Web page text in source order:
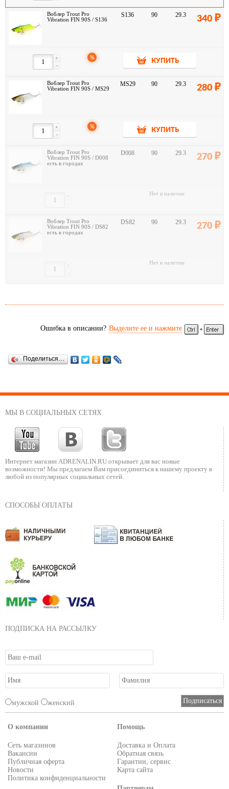
Воблер Trout Pro
Vibration FIN 90S / S136
S136 90 29.3 340
-
+ %
КУПИТЬ
Воблер Trout Pro
Vibration FIN 90S / MS29
MS29 90 29.3 280
-
+ %
КУПИТЬ
Воблер Trout Pro
Vibration FIN 90S / D008
есть в городах
D008 90 29.3 270
-
+ Нет в наличии
Воблер Trout Pro
Vibration FIN 90S / DS82
есть в городах
DS82 90 29.3 270
-
+ Нет в наличии
Ошибка в описании? Выделите ее и нажмите
Поделиться…
МЫ В СОЦИАЛЬНЫХ СЕТЯХ
Интернет магазин ADRENALIN.RU открывает для вас новые
возможности! Мы предлагаем Вам присоединиться к нашему проекту в
любой из популярных социальных сетей.
СПОСОБЫ ОПЛАТЫ
ПОДПИСКА НА РАССЫЛКУ
мужской женский
О компании
Сеть магазинов
Вакансии
Публичная оферта
Новости
Политика конфиденциальности
Помощь
Доставка и Оплата
Обратная связь
Гарантии, сервис
Карта сайта